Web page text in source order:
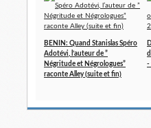
BENIN: Quand Stanislas Spéro
Adotévi, l’auteur de ”
Négritude et Négrologues”
raconte Alley (suite et fin)
-